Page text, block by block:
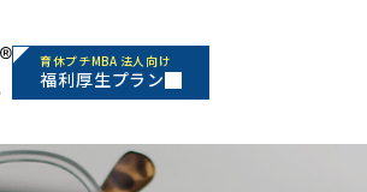
育休プチMBA 法人向け
福利厚生プラン